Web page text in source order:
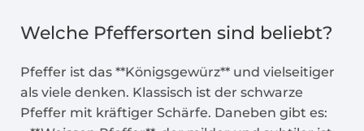
Welche Pfeffersorten sind beliebt?
Pfeffer ist das **Königsgewürz** und vielseitiger
als viele denken. Klassisch ist der schwarze
Pfeffer mit kräftiger Schärfe. Daneben gibt es: